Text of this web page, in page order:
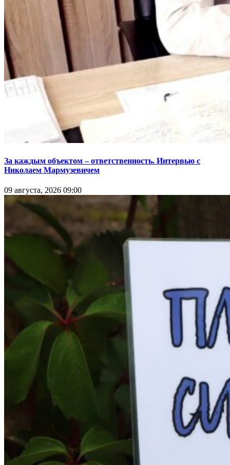
За каждым объектом – ответственность. Интервью с
Николаем Мармузевичем
09 августа, 2026 09:00